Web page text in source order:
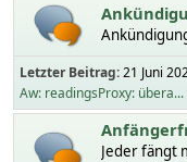
Letzter Beitrag:21 Juni
Aw: readingsProxy: übera...
Jeder fängt